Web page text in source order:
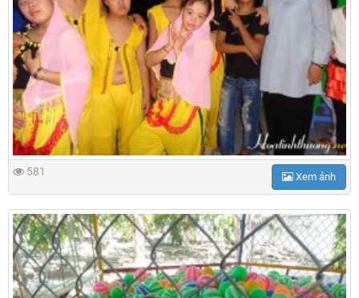
581 Xem ảnh